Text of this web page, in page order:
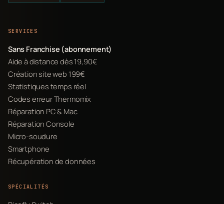
SERVICES
Sans Franchise (abonnement)
Aide à distance dès 19,90€
Création site web 199€
Statistiques temps réel
Codes erreur Thermomix
Réparation PC & Mac
Réparation Console
Micro-soudure
Smartphone
Récupération de données
SPÉCIALITÉS